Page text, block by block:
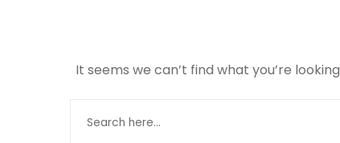
It seems we can’t find what you’re